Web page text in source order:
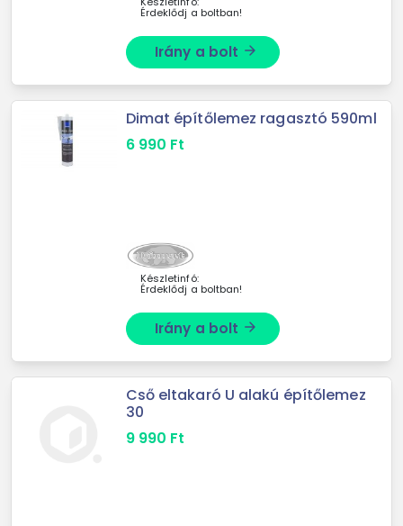
Érdeklődj a boltban!
Irány a bolt arrow_forward
Dimat építőlemez ragasztó 590ml
6 990 Ft
Készletinfó:
Érdeklődj a boltban!
Irány a bolt arrow_forward
Cső eltakaró U alakú építőlemez
30
9 990 Ft